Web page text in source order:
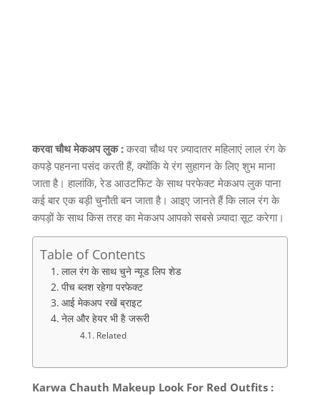
करवा चौथ मेकअप लुक :करवा चौथ पर ज़्यादातर महिलाएं लाल रंग के
कपड़े पहनना पसंद करती हैं, क्योंकि ये रंग सुहागन के लिए शुभ माना
जाता है। हालांकि, रेड आउटफिट के साथ परफेक्ट मेकअप लुक पाना
कई बार एक बड़ी चुनौती बन जाता है। आइए जानते हैं कि लाल रंग के
कपड़ों के साथ किस तरह का मेकअप आपको सबसे ज़्यादा सूट करेगा।
Table of Contents
लाल रंग के साथ चुने न्यूड लिप शेड
पीच ब्लश रहेगा परफेक्ट
आई मेकअप रखें ब्राइट
नेल और हेयर भी है जरूरी
Related
Karwa Chauth Makeup Look For Red Outfits :